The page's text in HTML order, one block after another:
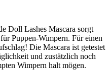
Doll Lashes Mascara sorgt
Puppen-Wimpern. Für einen
Die Mascara ist getestet
und zustätzlich noch
Wimpern halt mögen.